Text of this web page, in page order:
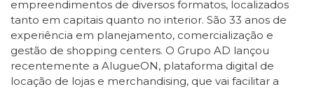
empreendimentos de diversos formatos, localizados
tanto em capitais quanto no interior. São 33 anos de
experiência em planejamento, comercialização e
gestão de shopping centers. O Grupo AD lançou
recentemente a AlugueON, plataforma digital de
locação de lojas e merchandising, que vai facilitar a